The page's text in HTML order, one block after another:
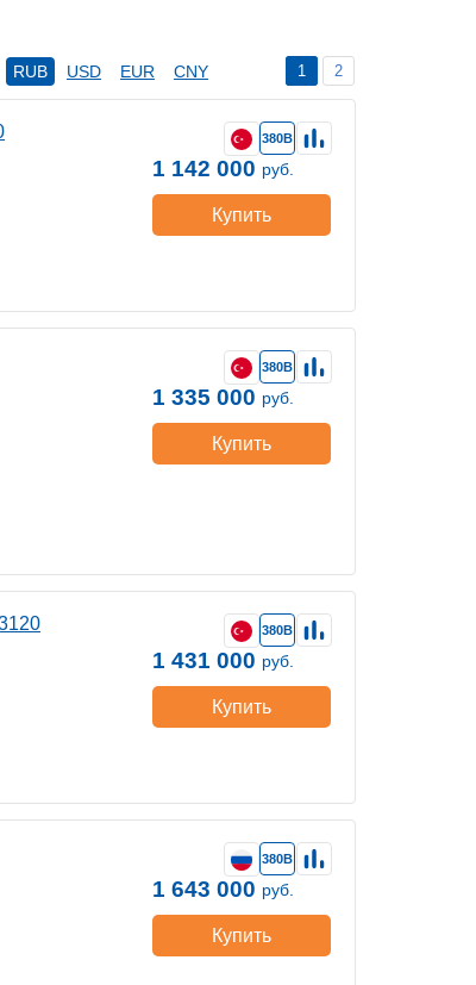
RUB USD EUR CNY 1 2
380В
1 142 000 руб.
Купить
380В
1 335 000 руб.
Купить
380В
1 431 000 руб.
Купить
380В
1 643 000 руб.
Купить